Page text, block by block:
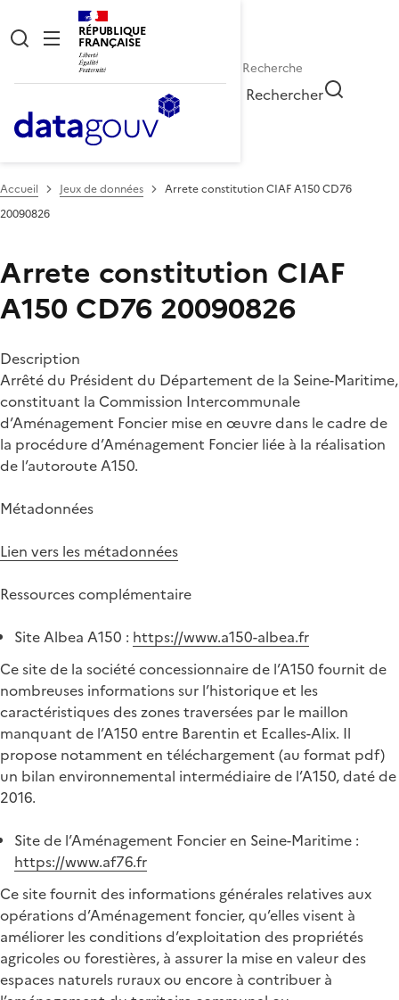
RÉPUBLIQUE
FRANÇAISE
Rechercher
Accueil Jeux de données
Arrete constitution CIAF A150 CD76
20090826
Arrete constitution CIAF
A150 CD76 20090826
Description
Arrêté du Président du Département de la Seine-Maritime,
constituant la Commission Intercommunale
d’Aménagement Foncier mise en œuvre dans le cadre de
la procédure d’Aménagement Foncier liée à la réalisation
de l’autoroute A150.
Métadonnées
Lien vers les métadonnées
Ressources complémentaire
Site Albea A150 : https://www.a150-albea.fr
Ce site de la société concessionnaire de l’A150 fournit de
nombreuses informations sur l’historique et les
caractéristiques des zones traversées par le maillon
manquant de l’A150 entre Barentin et Ecalles-Alix. Il
propose notamment en téléchargement (au format pdf)
un bilan environnemental intermédiaire de l’A150, daté de
2016.
Site de l’Aménagement Foncier en Seine-Maritime :
https://www.af76.fr
Ce site fournit des informations générales relatives aux
opérations d’Aménagement foncier, qu’elles visent à
améliorer les conditions d’exploitation des propriétés
agricoles ou forestières, à assurer la mise en valeur des
espaces naturels ruraux ou encore à contribuer à